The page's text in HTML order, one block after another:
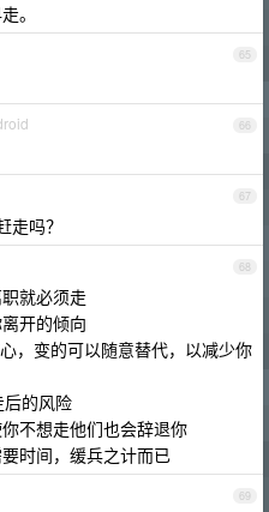
。
65
66
67
走吗？
68
就必须走
开的倾向
，变的可以随意替代，以减少你
的风险
不想走他们也会辞退你
时间，缓兵之计而已
69